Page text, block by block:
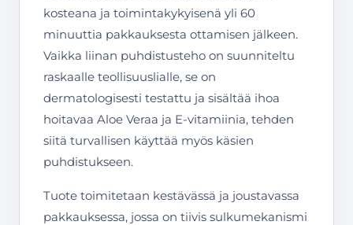
kosteana ja toimintakykyisenä yli 60
minuuttia pakkauksesta ottamisen jälkeen.
Vaikka liinan puhdistusteho on suunniteltu
raskaalle teollisuuslialle, se on
dermatologisesti testattu ja sisältää ihoa
hoitavaa Aloe Veraa ja E-vitamiinia, tehden
siitä turvallisen käyttää myös käsien
puhdistukseen.
Tuote toimitetaan kestävässä ja joustavassa
pakkauksessa, jossa on tiivis sulkumekanismi